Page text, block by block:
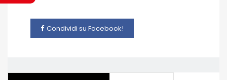
Condividi su Facebook!